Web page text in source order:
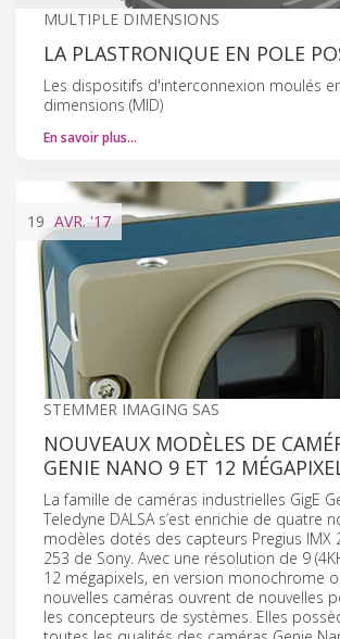
MULTIPLE DIMENSIONS
LA PLASTRONIQUE EN POLE
Les dispositifs d'interconnexion moulés
dimensions (MID)
En savoir plus…
19 AVR.'17
STEMMER IMAGING SAS
NOUVEAUX MODÈLES DE
GENIE NANO 9 ET 12
La famille de caméras industrielles GigE
Teledyne DALSA s’est enrichie de quatre
modèles dotés des capteurs Pregius IMX
253 de Sony. Avec une résolution de 9
12 mégapixels, en version monochrome
nouvelles caméras ouvrent de nouvelles
les concepteurs de systèmes. Elles